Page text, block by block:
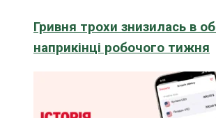
Гривня трохи знизилась в
наприкінці робочого тижня